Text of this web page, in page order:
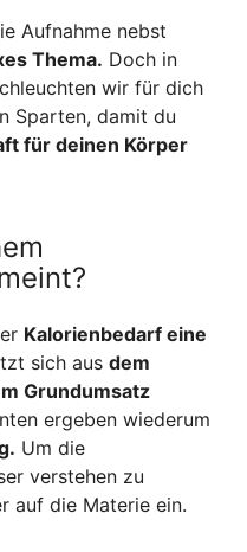
Aufnahme nebst
Thema. Doch in
wir für dich
Sparten, damit du
für deinen Körper
Kalorienbedarf eine
sich aus dem
Grundumsatz
ergeben wiederum
Um die
verstehen zu
auf die Materie ein.